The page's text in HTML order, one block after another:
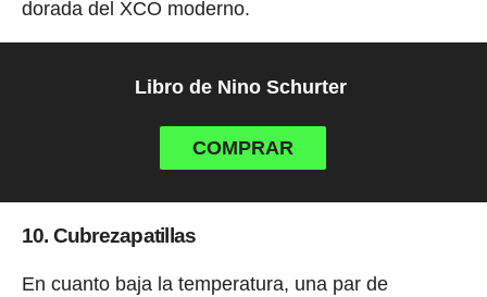
dorada del XCO moderno.
Libro de Nino Schurter
COMPRAR
10. Cubrezapatillas
En cuanto baja la temperatura, una par de